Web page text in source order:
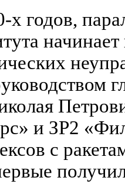
х годов,
и ЗР2
с